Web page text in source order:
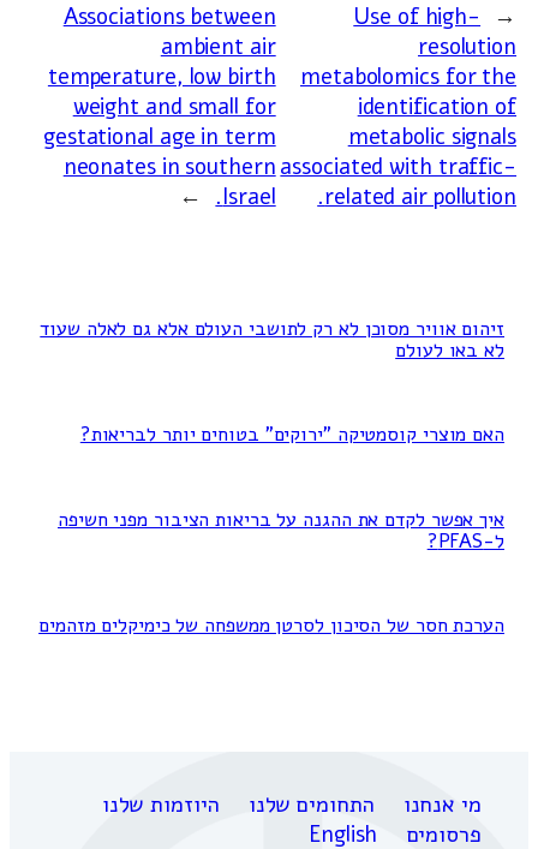
←
Use of high-
resolution
metabolomics for the
identification of
metabolic signals
associated with traffic-
related air pollution.
Associations between
ambient air
temperature, low birth
weight and small for
gestational age in term
neonates in southern
Israel.
→
זיהום אוויר מסוכן לא רק לתושבי העולם אלא גם לאלה שעוד
לא באו לעולם
האם מוצרי קוסמטיקה "ירוקים" בטוחים יותר לבריאות?
איך אפשר לקדם את ההגנה על בריאות הציבור מפני חשיפה
ל-PFAS?
הערכת חסר של הסיכון לסרטן ממשפחה של כימיקלים מזהמים
מי אנחנו התחומים שלנו
היוזמות שלנו
פרסומים
English